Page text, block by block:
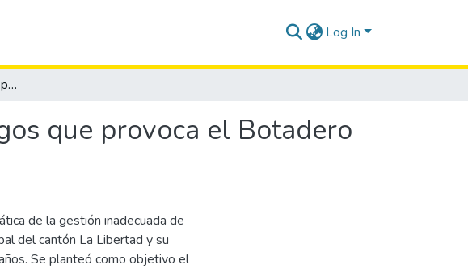
Log In
Plan de acción ambiental para reducir riesgos que provoca el Botadero Municipal La Libertad, 2025
que provoca el Botadero
de la gestión inadecuada de
del cantón La Libertad y su
Se planteó como objetivo el